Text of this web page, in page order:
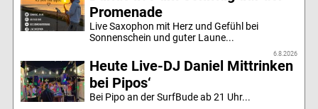
Promenade
Live Saxophon mit Herz und Gefühl bei
Sonnenschein und guter Laune...
6.8.2026
Heute Live-DJ Daniel Mittrinken
bei Pipos‘
Bei Pipo an der SurfBude ab 21 Uhr...